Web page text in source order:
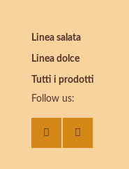
Linea salata
Linea dolce
Tutti i prodotti
Follow us: